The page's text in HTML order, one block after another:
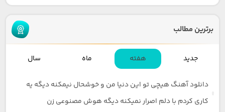
برترین مطالب
جدید هفته ماه سال
دانلود آهنگ هیچی تو این دنیا من و خوشحال نیمکنه دیگه یه
کاری کردم با دلم اصرار نمیکنه دیگه هوش مصنوعی زن